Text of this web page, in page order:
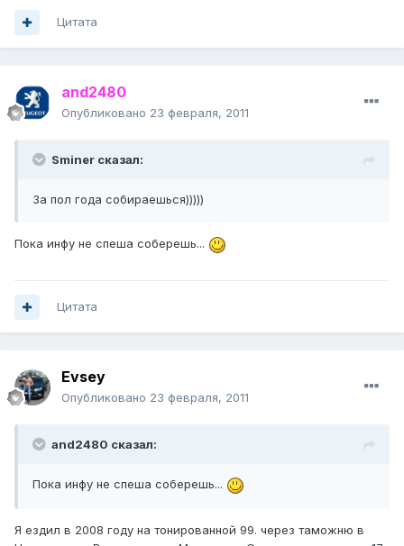
Цитата
and2480
Опубликовано 23 февраля, 2011
Sminer сказал:
За пол года собираешься)))))
Пока инфу не спеша соберешь...
Цитата
Evsey
Опубликовано 23 февраля, 2011
and2480 сказал:
Пока инфу не спеша соберешь...
Я ездил в 2008 году на тонированной 99. через таможню в